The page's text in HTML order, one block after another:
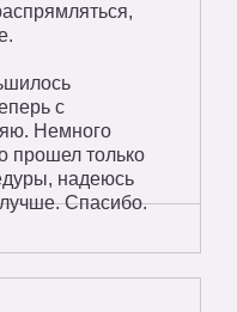
с
Немного
прошел только
надеюсь
Спасибо.